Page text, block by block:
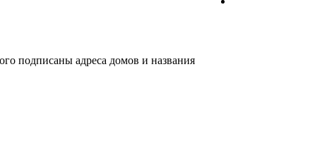
подписаны адреса домов и названия